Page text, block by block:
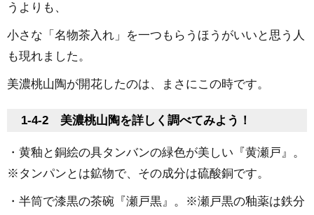
うよりも、
小さな「名物茶入れ」を一つもらうほうがいいと思う人
も現れました。
美濃桃山陶が開花したのは、まさにこの時です。
1-4-2 美濃桃山陶を詳しく調べてみよう！
・黄釉と銅絵の具タンバンの緑色が美しい『黄瀬戸』。
※タンパンとは鉱物で、その成分は硫酸銅です。
・半筒で漆黒の茶碗『瀬戸黒』。※瀬戸黒の釉薬は鉄分